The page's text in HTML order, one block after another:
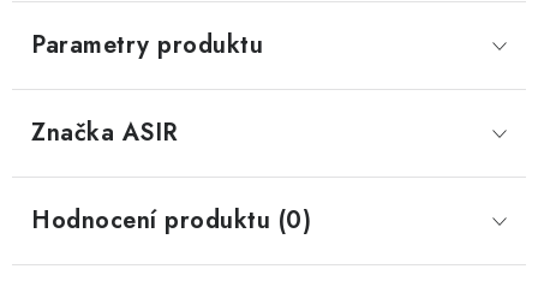
Parametry produktu
Značka ASIR
Hodnocení produktu (0)